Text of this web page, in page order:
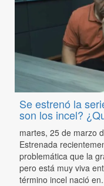
Se estrenó la
son los incel?
martes, 25 de marzo
Estrenada
problemática que la
pero está muy viva
término incel nació